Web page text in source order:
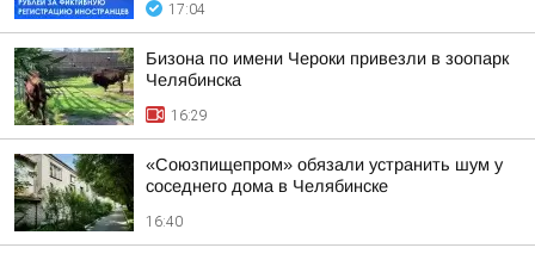
17:04
Бизона по имени Чероки привезли в зоопарк
Челябинска
16:29
«Союзпищепром» обязали устранить шум у
соседнего дома в Челябинске
16:40